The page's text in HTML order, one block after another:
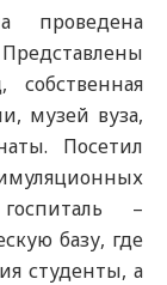
проведена
музей вуза,
Посетил
–
базу, где
студенты, а